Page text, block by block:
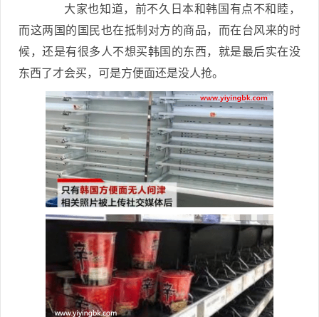
大家也知道，前不久日本和韩国有点不和睦，
而这两国的国民也在抵制对方的商品，而在台风来的时
候，还是有很多人不想买韩国的东西，就是最后实在没
东西了才会买，可是方便面还是没人抢。